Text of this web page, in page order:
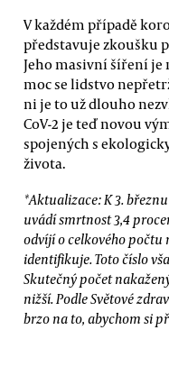
V každém případě
představuje zkoušku
Jeho masivní šíření
moc se lidstvo
ni je to už dlouho
CoV-2 je teď novou
spojených s
života.
*Aktualizace: K 3.
uvádí smrtnost 3,4
odvíjí o celkového počtu
identifikuje. Toto číslo
Skutečný počet
nižší. Podle Světové
brzo na to, abychom si